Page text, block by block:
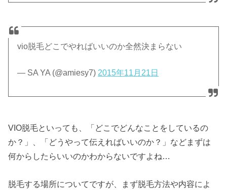
vio脱毛どこでやればいいのか全然決まらない
— SA YA (@amiesy7) 2015年11月21日
VIO脱毛といっても、「どこでどんなことをしているの
か？」、「どうやって伝えればいいのか？」などまずは
何からしたらいいのかわからないですよね…
脱毛する場所についてですが、まず脱毛方法や内容によ